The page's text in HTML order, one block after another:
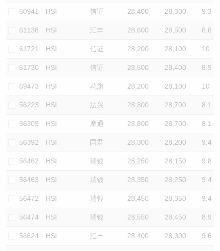
60941 HSI 信证 28,400 28,300 9.3
61138 HSI 汇丰 28,600 28,500 8.8
61721 HSI 信证 28,200 28,100 10
61730 HSI 信证 28,500 28,400 8.9
69473 HSI 花旗 28,200 28,100 10
56223 HSI 法兴 28,800 28,700 8.1
56309 HSI 摩通 28,800 28,700 8.1
56392 HSI 国君 28,300 28,200 9.4
56462 HSI 瑞银 28,250 28,150 9.8
56463 HSI 瑞银 28,350 28,250 9.4
56472 HSI 瑞银 28,450 28,350 9.4
56474 HSI 瑞银 28,550 28,450 8.9
56624 HSI 汇丰 28,400 28,300 9.6